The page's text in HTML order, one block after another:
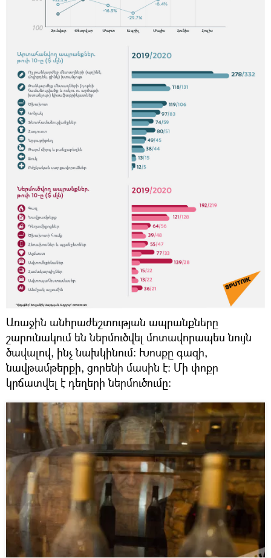
Առաջին անհրաժեշտության ապրանքները
շարունակում են ներմուծվել մոտավորապես նույն
ծավալով, ինչ նախկինում։ Խոսքը գազի,
նավթամթերքի, ցորենի մասին է։ Մի փոքր
կրճատվել է դեղերի ներմուծումը։